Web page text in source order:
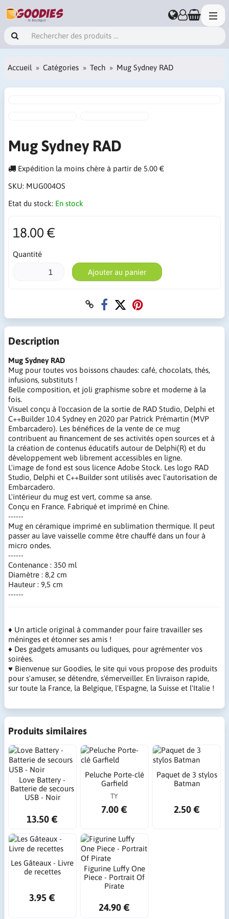
Accueil Catégories Tech Mug Sydney RAD
Mug Sydney RAD
Expédition la moins chère à partir de 5.00 €
SKU: MUG004OS
Etat du stock: En stock
18.00 €
Quantité
Ajouter au panier
Description
Mug Sydney RAD
Mug pour toutes vos boissons chaudes: café, chocolats, thés,
infusions, substituts !
Belle composition, et joli graphisme sobre et moderne à la
fois.
Visuel conçu à l'occasion de la sortie de RAD Studio, Delphi et
C++Builder 10.4 Sydney en 2020 par Patrick Prémartin (MVP
Embarcadero). Les bénéfices de la vente de ce mug
contribuent au financement de ses activités open sources et à
la création de contenus éducatifs autour de Delphi(R) et du
développement web librement accessibles en ligne.
L'image de fond est sous licence Adobe Stock. Les logo RAD
Studio, Delphi et C++Builder sont utilisés avec l'autorisation de
Embarcadero.
L'intérieur du mug est vert, comme sa anse.
Conçu en France. Fabriqué et imprimé en Chine.
------
Mug en céramique imprimé en sublimation thermique. Il peut
passer au lave vaisselle comme être chauffé dans un four à
micro ondes.
------
Contenance : 350 ml
Diamètre : 8,2 cm
Hauteur : 9,5 cm
------
♦ Un article original à commander pour faire travailler ses
méninges et étonner ses amis !
♦ Des gadgets amusants ou ludiques, pour agrémenter vos
soirées.
♥ Bienvenue sur Goodies, le site qui vous propose des produits
pour s'amuser, se détendre, s'émerveiller. En livraison rapide,
sur toute la France, la Belgique, l'Espagne, la Suisse et l'Italie !
Produits similaires
Love Battery -
Batterie de secours
USB - Noir
13.50 €
Peluche Porte-clé
Garfield
TY
7.00 €
Paquet de 3 stylos
Batman
2.50 €
Les Gâteaux - Livre
de recettes
3.95 €
Figurine Luffy One
Piece - Portrait Of
Pirate
24.90 €